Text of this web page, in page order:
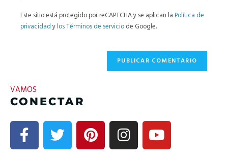
Este sitio está protegido por reCAPTCHA y se aplican la Política de
privacidadylos Términos de servicio de Google.
VAMOS
CONECTAR